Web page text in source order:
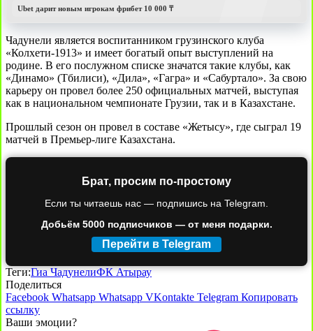
Ubet дарит новым игрокам фрибет 10 000 ₸
Чадунели является воспитанником грузинского клуба
«Колхети-1913» и имеет богатый опыт выступлений на
родине. В его послужном списке значатся такие клубы, как
«Динамо» (Тбилиси), «Дила», «Гагра» и «Сабуртало». За свою
карьеру он провел более 250 официальных матчей, выступая
как в национальном чемпионате Грузии, так и в Казахстане.
Прошлый сезон он провел в составе «Жетысу», где сыграл 19
матчей в Премьер-лиге Казахстана.
Брат, просим по-простому
Если ты читаешь нас — подпишись на Telegram.
Добьём 5000 подписчиков — от меня подарки.
Перейти в Telegram
Теги:Гиа ЧадунелиФК Атырау
Поделиться
Facebook Whatsapp Whatsapp VKontakte Telegram Копировать
ссылку
Ваши эмоции?